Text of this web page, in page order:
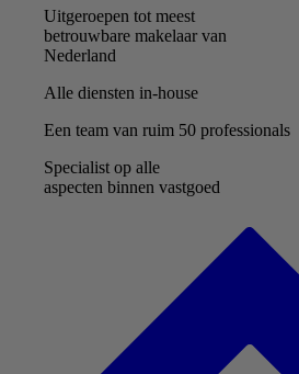
Uitgeroepen tot meest
betrouwbare makelaar van
Nederland
Alle diensten in-house
Een team van ruim 50 professionals
Specialist op alle
aspecten binnen vastgoed